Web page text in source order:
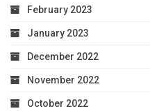
February 2023
January 2023
December 2022
November 2022
October 2022